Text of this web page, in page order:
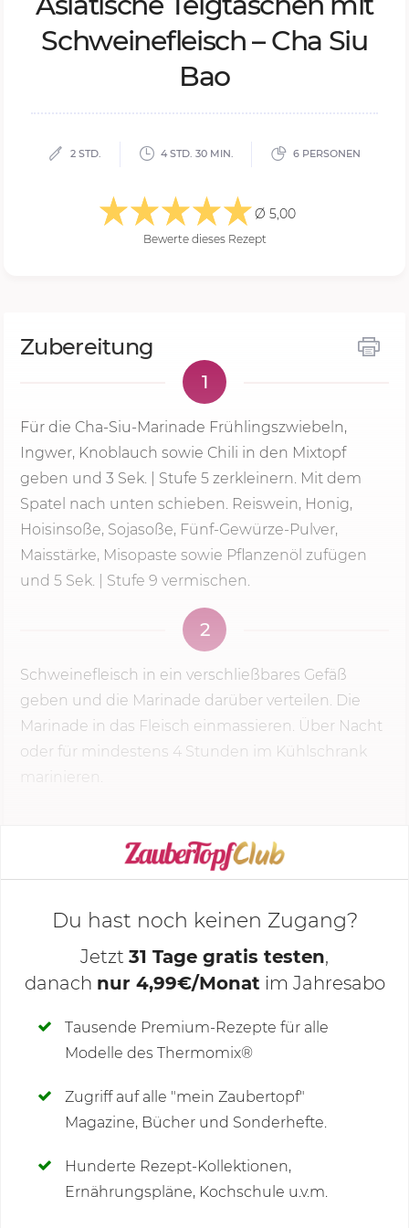
Schwei­ne­fleisch – Cha Siu
Bao
2 STD. 4 STD. 30 MIN. 6 PERSONEN
Ø 5,00
Bewerte dieses Rezept
Zubereitung
1
Für die Cha-Siu-Marinade Frühlingszwiebeln,
Ingwer, Knoblauch sowie Chili in den Mixtopf
geben und 3 Sek. Stufe 5 zerkleinern. Mit dem
Spatel nach unten schieben. Reiswein, Honig,
Hoisinsoße, Sojasoße, Fünf-Gewürze-Pulver,
Maisstärke, Misopaste sowie Pflanzenöl zufügen
und 5 Sek. | Stufe 9 vermischen.
2
Schweinefleisch in ein verschließbares Gefäß
geben und die Marinade darüber verteilen. Die
Marinade in das Fleisch einmassieren. Über Nacht
oder für mindestens 4 Stunden im Kühlschrank
marinieren.
KOCHMODUS STARTEN
Deine Notizen
Du hast noch keinen Zugang?
Jetzt 31 Tage gratis testen,
danach nur 4,99€/Monat im Jahresabo
Tausende Premium-Rezepte für alle
Modelle des Thermomix®
Zugriff auf alle "mein Zaubertopf"
Magazine, Bücher und Sonderhefte.
Hunderte Rezept-Kollektionen,
Ernährungspläne, Kochschule u.v.m.
Kommentare(1)